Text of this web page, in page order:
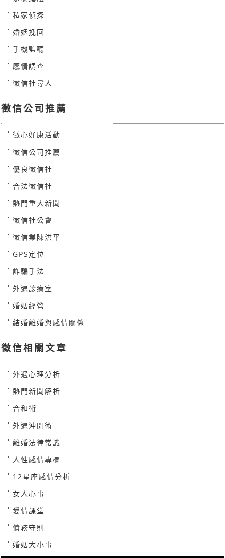
私家偵探
婚姻挽回
手機監聽
感情調查
徵信社尋人
徵信公司推薦
徵心好康活動
徵信公司推薦
優良徵信社
合法徵信社
熱門重大新聞
徵信社公會
徵信業陳洪平
GPS定位
詐騙手法
外遇診療室
婚姻經營
結婚離婚與感情關係
徵信相關文章
外遇心理分析
熱門新聞解析
合和術
外遇沖開術
離婚法律常識
人性感情專欄
12星座感情分析
女人心事
愛情課堂
債務守則
婚姻大小事